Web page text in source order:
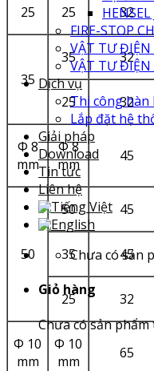
FIRE-STOP
VẬT TƯ ĐIỆN
VẬT TƯ ĐIỆN
Dịch vụ
Thi công hàn
Lắp đặt hệ
Giải pháp
Download
Tin tức
Liên hệ
Chưa có sản
Giỏ hàng
Chưa có sản
25 25 32
35
35 32
25 32
Ф 8
mm
Ф 8
mm
45
50
50 45
35 45
25 32
Ф 10
mm
Ф 10
mm
65